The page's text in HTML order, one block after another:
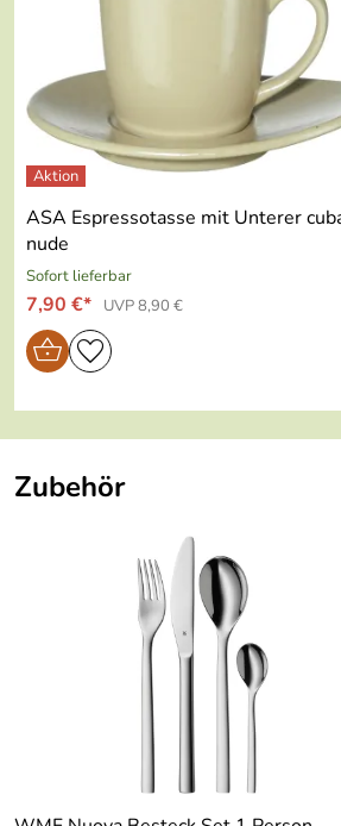
nude
Serie:
Material:
Geeignet für Spülmaschine:
Geeignet für Backofen:
Geeignet für Mikrowelle:
Geeignet für Gefriertruhe:
ASA Espressotasse mit Unterer
nude
Sofort lieferbar
7,90 €* UVP 8,90 €
Zubehör